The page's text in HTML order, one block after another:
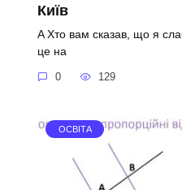
Київ
A Хто вам сказав, що я
це на
0 129
ОСВІТА